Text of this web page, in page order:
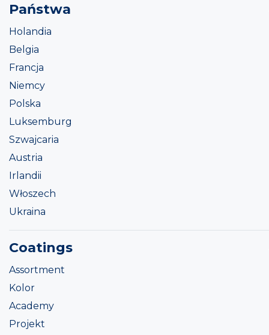
Państwa
Holandia
Belgia
Francja
Niemcy
Polska
Luksemburg
Szwajcaria
Austria
Irlandii
Włoszech
Ukraina
Coatings
Assortment
Kolor
Academy
Projekt